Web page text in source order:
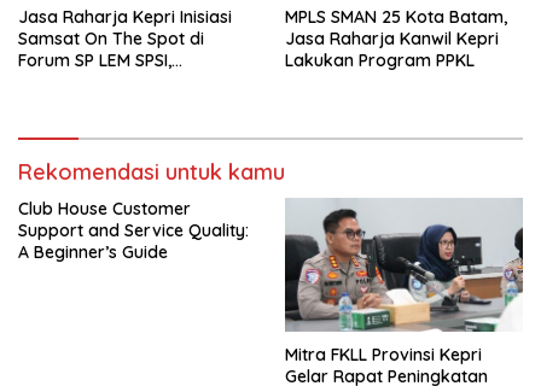
Jasa Raharja Kepri Inisiasi
Samsat On The Spot di
Forum SP LEM SPSI,
MPLS SMAN 25 Kota Batam,
Jasa Raharja Kanwil Kepri
Lakukan Program PPKL
Rekomendasi untuk kamu
Club House Customer
Support and Service Quality:
A Beginner’s Guide
Mitra FKLL Provinsi Kepri
Gelar Rapat Peningkatan